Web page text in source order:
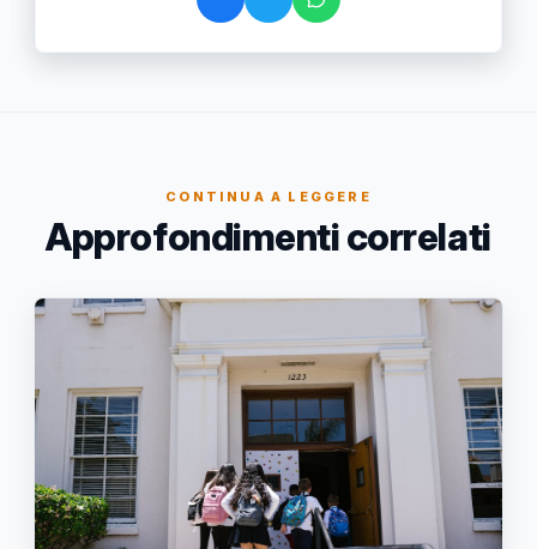
CONTINUA A LEGGERE
Approfondimenti correlati